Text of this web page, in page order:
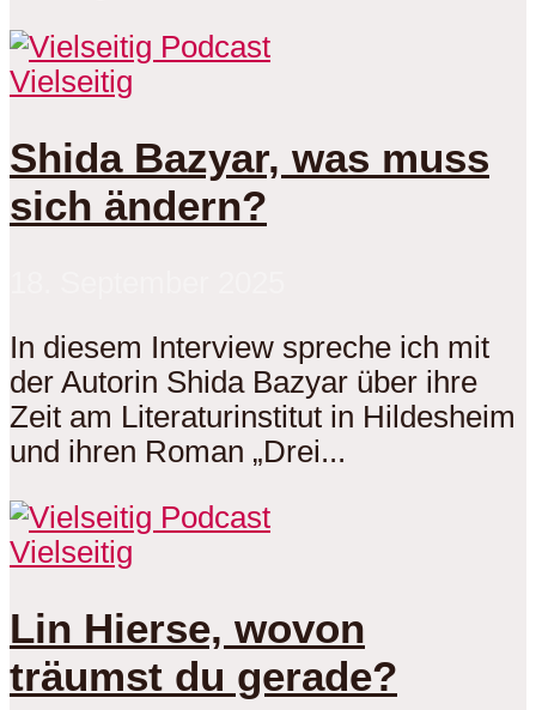
Vielseitig
Shida Bazyar, was muss
sich ändern?
In diesem Interview spreche ich mit
der Autorin Shida Bazyar über ihre
Zeit am Literaturinstitut in Hildesheim
und ihren Roman „Drei...
Vielseitig
Lin Hierse, wovon
träumst du gerade?